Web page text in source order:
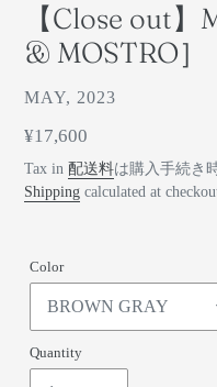
イ
ド
【Close out
& MOSTRO］
ベ
ダ
ー
MAY, 2023
通
常
価
¥17,600
Tax in 配送料は購入手続き
Shipping calculated at
Color
Quantity